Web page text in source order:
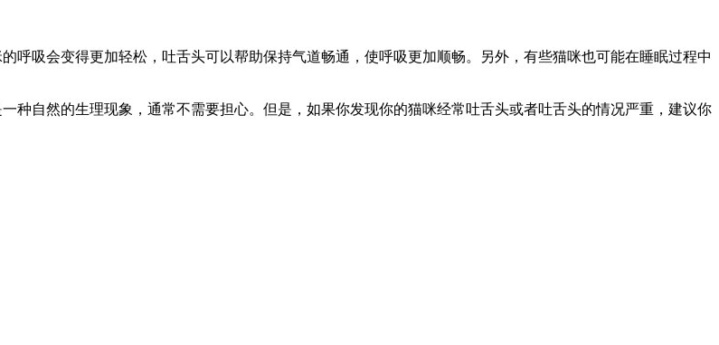
呼吸会变得更加轻松，吐舌头可以帮助保持气道畅通，使呼吸更加顺畅。另外，有些猫咪也可能在睡眠过程中
种自然的生理现象，通常不需要担心。但是，如果你发现你的猫咪经常吐舌头或者吐舌头的情况严重，建议你